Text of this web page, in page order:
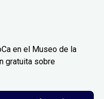
en el Museo de la
gratuita sobre